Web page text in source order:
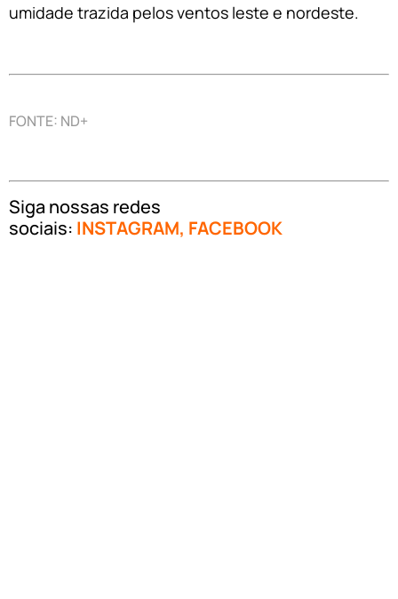
umidade trazida pelos ventos leste e nordeste.
FONTE: ND+
Siga nossas redes
sociais: INSTAGRAM, FACEBOOK